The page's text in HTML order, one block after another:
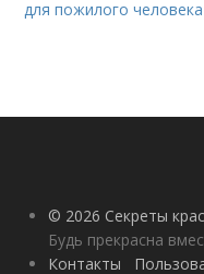
для пожилого человека
© 2026 Секреты
Будь прекрасна
Контакты